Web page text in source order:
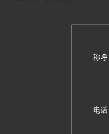
称呼
电话